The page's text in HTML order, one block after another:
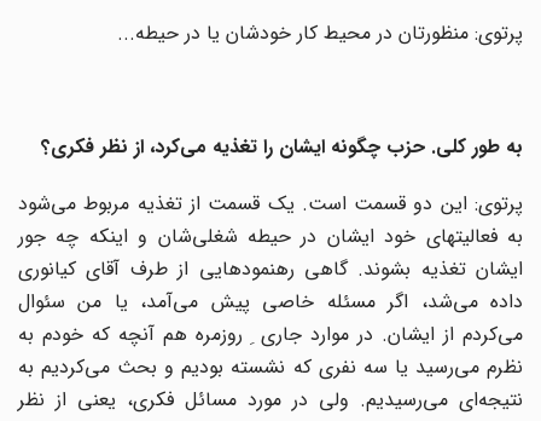
پرتوی: منظورتان در محیط کار خودشان یا در حیطه...
به طور کلی. حزب چگونه ایشان را تغذیه می‌کرد، از نظر فکری؟
پرتوی: این دو قسمت است. یک قسمت از تغذیه مربوط می‌شود
به فعالیتهای خود ایشان در حیطه شغلی‌شان و اینکه چه جور
ایشان تغذیه بشوند. گاهی رهنمودهایی از طرف آقای کیانوری
داده می‌شد، اگر مسئله خاصی پیش می‌‌آمد، یا من سئوال
می‌کردم از ایشان. در موارد جاری ِ روزمره هم آنچه که خودم به
نظرم می‌رسید یا سه نفری که نشسته بودیم و بحث می‌‌کردیم به
نتیجه‌ای می‌‌رسیدیم. ولی در مورد مسائل فکری، یعنی از نظر